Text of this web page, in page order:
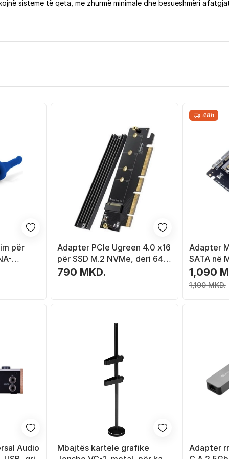
sisteme të qeta, me zhurmë minimale dhe besueshmëri
për
Adapter PCIe Ugreen 4.0 x16
për SSD M.2 NVMe, deri 64
Gbps, i zi
790 MKD.
48h
Adapter
SATA në
6Gb/s,
1,090
1,190 MKD.
Audio
Mbajtës kartele grafike
Adapter